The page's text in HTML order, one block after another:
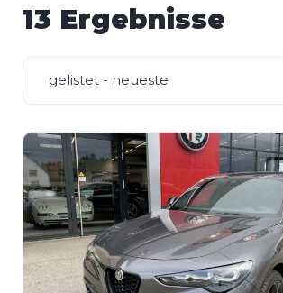
13 Ergebnisse
gelistet - neueste